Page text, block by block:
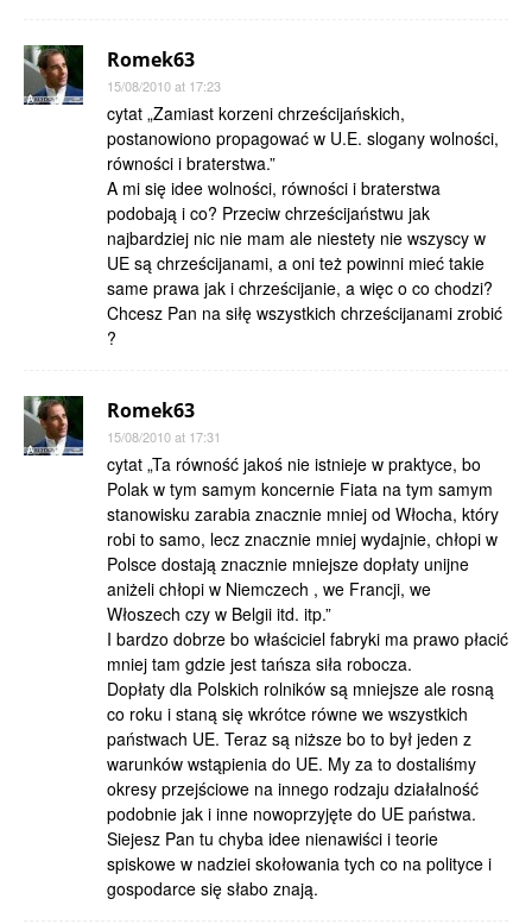
Romek63
15/08/2010 at 17:23
cytat „Zamiast korzeni chrześcijańskich,
postanowiono propagować w U.E. slogany wolności,
równości i braterstwa.”
A mi się idee wolności, równości i braterstwa
podobają i co? Przeciw chrześcijaństwu jak
najbardziej nic nie mam ale niestety nie wszyscy w
UE są chrześcijanami, a oni też powinni mieć takie
same prawa jak i chrześcijanie, a więc o co chodzi?
Chcesz Pan na siłę wszystkich chrześcijanami zrobić
?
Romek63
15/08/2010 at 17:31
cytat „Ta równość jakoś nie istnieje w praktyce, bo
Polak w tym samym koncernie Fiata na tym samym
stanowisku zarabia znacznie mniej od Włocha, który
robi to samo, lecz znacznie mniej wydajnie, chłopi w
Polsce dostają znacznie mniejsze dopłaty unijne
aniżeli chłopi w Niemczech , we Francji, we
Włoszech czy w Belgii itd. itp.”
I bardzo dobrze bo właściciel fabryki ma prawo płacić
mniej tam gdzie jest tańsza siła robocza.
Dopłaty dla Polskich rolników są mniejsze ale rosną
co roku i staną się wkrótce równe we wszystkich
państwach UE. Teraz są niższe bo to był jeden z
warunków wstąpienia do UE. My za to dostaliśmy
okresy przejściowe na innego rodzaju działalność
podobnie jak i inne nowoprzyjęte do UE państwa.
Siejesz Pan tu chyba idee nienawiści i teorie
spiskowe w nadziei skołowania tych co na polityce i
gospodarce się słabo znają.